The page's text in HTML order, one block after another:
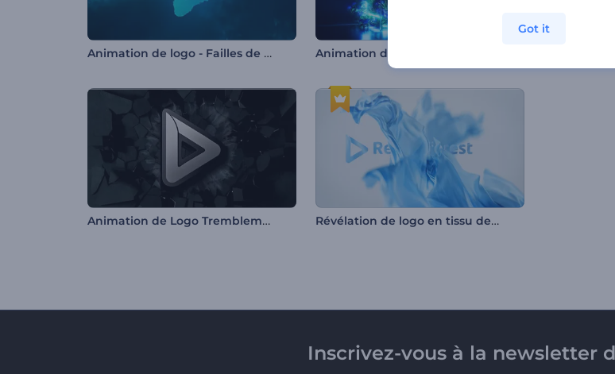
Animation de logo - Failles de l'océan
Animation de Logo Tremblement au Sol Révélation de logo en tissu de soie
Inscrivez-vous à la newsletter
Got it